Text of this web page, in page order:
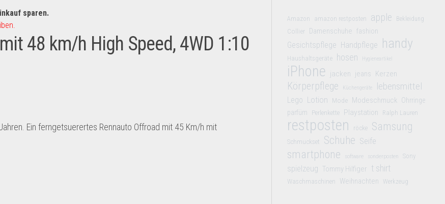
sparen.
48 km/h High Speed, 4WD 1:10
Ein ferngetsuerertes Rennauto Offroad mit 45 Km/h mit
Amazon amazon restposten apple Bekleidung
Collier Damenschuhe fashion
Gesichtspflege Handpflege handy
Haushaltsgeräte hosen Hygieneartikel
iPhone jacken jeans Kerzen
Körperpflege Küchengeräte lebensmittel
Lego Lotion Mode Modeschmuck Ohrringe
parfüm
Perlenkette Playstation Ralph Lauren
restposten röcke Samsung
Schmuckset Schuhe Seife
smartphone software sonderposten Sony
spielzeug Tommy Hilfiger t shirt
Waschmaschinen Weihnachten Werkzeug